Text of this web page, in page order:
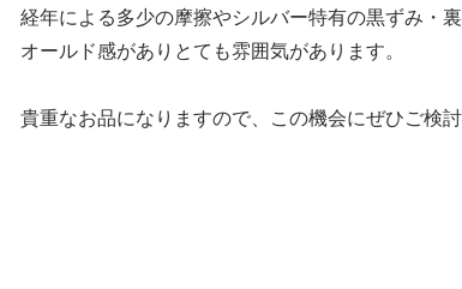
経年による多少の摩擦やシルバー特有の黒ずみ・
オールド感がありとても雰囲気があります。
貴重なお品になりますので、この機会にぜひご検討